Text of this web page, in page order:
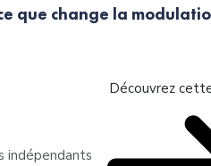
que change la
indépendants
Découvrez